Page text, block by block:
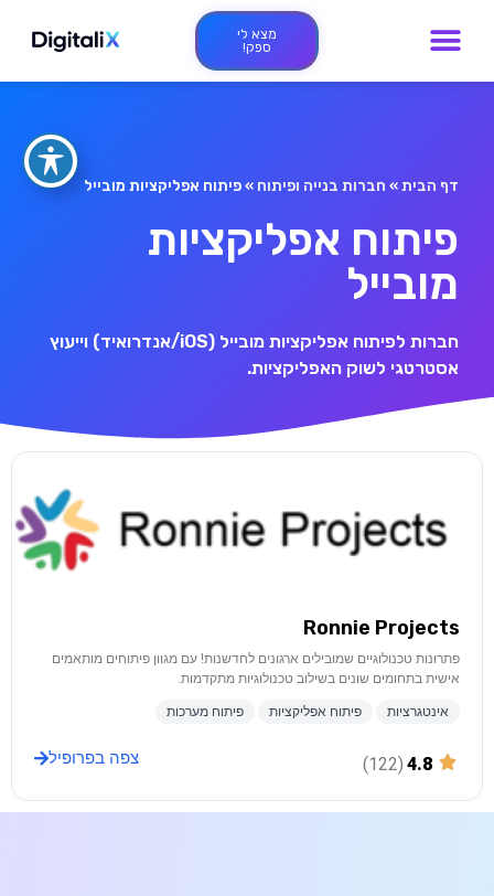
מצא לי
ספק!
דף הבית» חברות בנייה ופיתוח »פיתוח אפליקציות מובייל
פיתוח אפליקציות
מובייל
חברות לפיתוח אפליקציות מובייל (iOS/אנדרואיד) וייעוץ
אסטרטגי לשוק האפליקציות.
Ronnie Projects
פתרונות טכנולוגיים שמובילים ארגונים לחדשנות! עם מגוון פיתוחים מותאמים
אישית בתחומים שונים בשילוב טכנולוגיות מתקדמות.
אינטגרציות פיתוח אפליקציות פיתוח מערכות
4.8
(122) צפה בפרופיל